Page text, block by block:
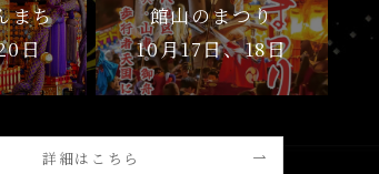
まち
日
館山のまつり
10月17日、18日
詳細はこちら